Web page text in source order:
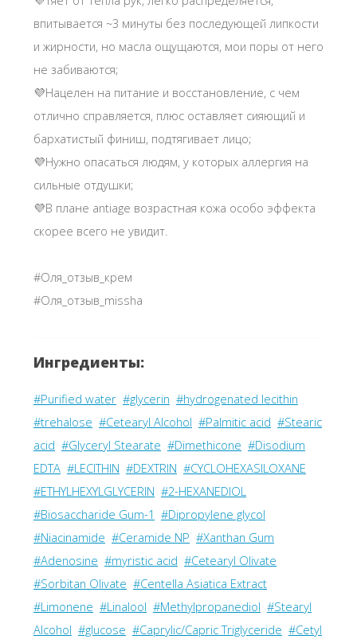
впитывается ~3 минуты без последующей липкости
и жирности, но масла ощущаются, мои поры от него
не забиваются;
💜Нацелен на питание и восстановление, с чем
отлично справляется, плюс оставляет сияющий и
бархатистый финиш, подтягивает лицо;
💜Нужно опасаться людям, у которых аллергия на
сильные отдушки;
💜В плане antiage возрастная кожа особо эффекта
скорее всего не увидит.
#Оля_отзыв_крем
#Оля_отзыв_missha
Ингредиенты:
#Purified water #glycerin #hydrogenated lecithin
#trehalose #Cetearyl Alcohol #Palmitic acid #Stearic
acid #Glyceryl Stearate #Dimethicone #Disodium
EDTA #LECITHIN #DEXTRIN #CYCLOHEXASILOXANE
#ETHYLHEXYLGLYCERIN #2-HEXANEDIOL
#Biosaccharide Gum-1 #Dipropylene glycol
#Niacinamide #Ceramide NP #Xanthan Gum
#Adenosine #myristic acid #Cetearyl Olivate
#Sorbitan Olivate #Centella Asiatica Extract
#Limonene #Linalool #Methylpropanediol #Stearyl
Alcohol #glucose #Caprylic/Capric Triglyceride #Cetyl